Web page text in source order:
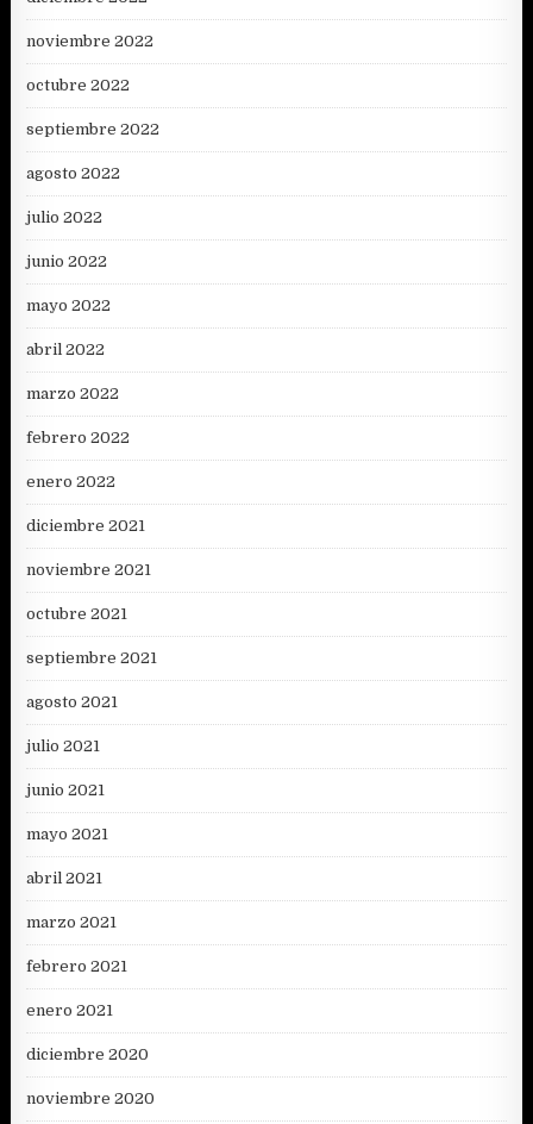
noviembre 2022
octubre 2022
septiembre 2022
agosto 2022
julio 2022
junio 2022
mayo 2022
abril 2022
marzo 2022
febrero 2022
enero 2022
diciembre 2021
noviembre 2021
octubre 2021
septiembre 2021
agosto 2021
julio 2021
junio 2021
mayo 2021
abril 2021
marzo 2021
febrero 2021
enero 2021
diciembre 2020
noviembre 2020